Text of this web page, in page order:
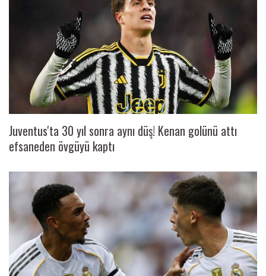
Juventus'ta 30 yıl sonra aynı düş! Kenan golünü attı
efsaneden övgüyü kaptı